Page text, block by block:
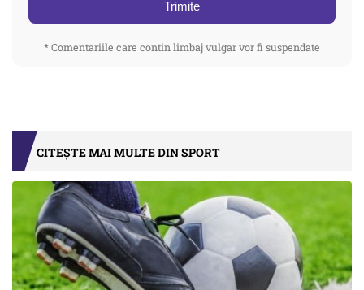
Trimite
* Comentariile care contin limbaj vulgar vor fi suspendate
CITEȘTE MAI MULTE DIN SPORT